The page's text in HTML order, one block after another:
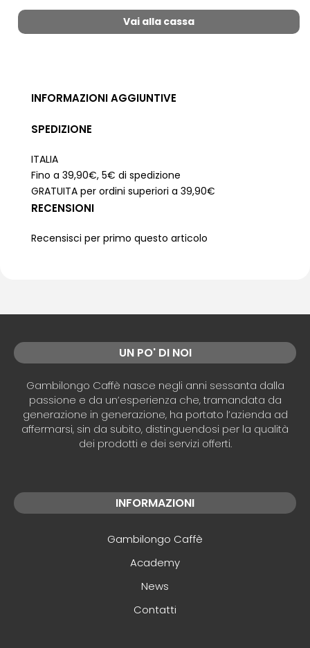
Vai alla cassa
INFORMAZIONI AGGIUNTIVE
SPEDIZIONE
ITALIA
Fino a 39,90€, 5€ di spedizione
GRATUITA per ordini superiori a 39,90€
RECENSIONI
Recensisci per primo questo articolo
UN PO' DI NOI
Gambilongo Caffè nasce negli anni sessanta dalla
passione e da un’esperienza che, tramandata da
generazione in generazione, ha portato l’azienda ad
affermarsi, sin da subito, distinguendosi per la qualità
dei prodotti e dei servizi offerti.
INFORMAZIONI
Gambilongo Caffè
Academy
News
Contatti